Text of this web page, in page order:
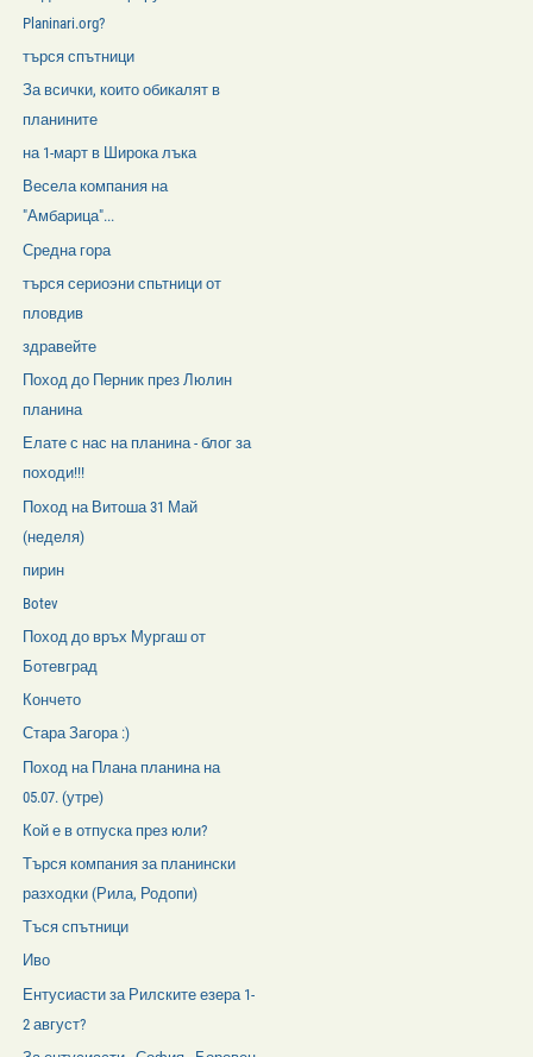
Planinari.org?
търся спътници
За всички, които обикалят в
планините
на 1-март в Широка лъка
Весела компания на
"Амбарица"...
Средна гора
търся сериоэни спьтници от
пловдив
здравейте
Поход до Перник през Люлин
планина
Елате с нас на планина - блог за
походи!!!
Поход на Витоша 31 Май
(неделя)
пирин
Botev
Поход до връх Мургаш от
Ботевград
Кончето
Стара Загора :)
Поход на Плана планина на
05.07. (утре)
Кой е в отпуска през юли?
Търся компания за планински
разходки (Рила, Родопи)
Тъся спътници
Иво
Ентусиасти за Рилските езера 1-
2 август?